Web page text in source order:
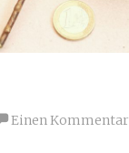
Einen Kommentar